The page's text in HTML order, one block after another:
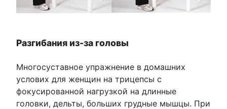
Разгибания из-за головы
Многосуставное упражнение в домашних
услових для женщин на трицепсы с
фокусированной нагрузкой на длинные
головки, дельты, больших грудные мышцы. При